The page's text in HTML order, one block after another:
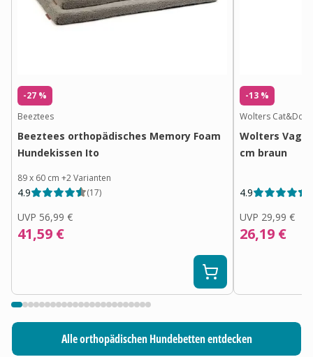
-27 %
Beeztees
Beeztees orthopädisches Memory Foam
Hundekissen Ito
89 x 60 cm +2Varianten
4.9 (17)
UVP 56,99 €
41,59 €
-13 %
Wolters Cat&Dog
Wolters
cm braun
4.9
UVP 29,99 €
26,19 €
Alle orthopädischen Hundebetten entdecken